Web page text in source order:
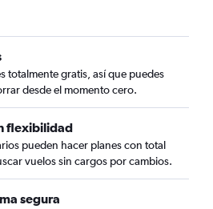
totalmente gratis, así que puedes
desde el momento cero.
flexibilidad
pueden hacer planes con total
vuelos sin cargos por cambios.
segura